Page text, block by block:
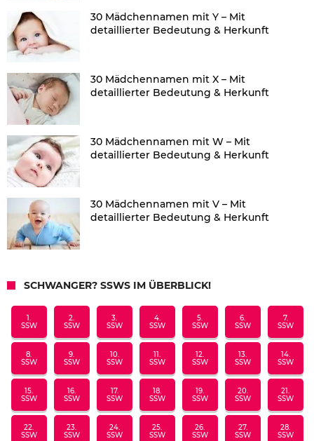
30 Mädchennamen mit Y – Mit
detaillierter Bedeutung & Herkunft
30 Mädchennamen mit X – Mit
detaillierter Bedeutung & Herkunft
30 Mädchennamen mit W – Mit
detaillierter Bedeutung & Herkunft
30 Mädchennamen mit V – Mit
detaillierter Bedeutung & Herkunft
SCHWANGER? SSWS IM ÜBERBLICK!
1.
SSW
2.
SSW
3.
SSW
4.
SSW
5.
SSW
6.
SSW
7.
SSW
8.
SSW
9.
SSW
10.
SSW
11.
SSW
12.
SSW
13.
SSW
14.
SSW
15.
SSW
16.
SSW
17.
SSW
18.
SSW
19.
SSW
20.
SSW
21.
SSW
22.
SSW
23.
SSW
24.
SSW
25.
SSW
26.
SSW
27.
SSW
28.
SSW